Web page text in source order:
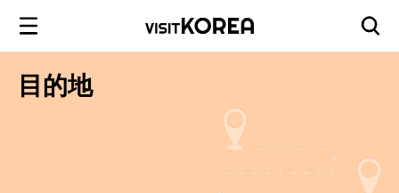
目的地